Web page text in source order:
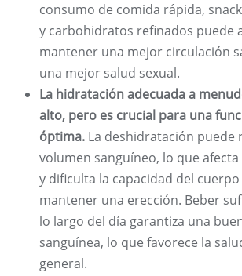
consumo de comida rápida,
y carbohidratos refinados puede
mantener una mejor circulación
una mejor salud sexual.
La hidratación adecuada a
alto, pero es crucial para una
óptima. La deshidratación puede
volumen sanguíneo, lo que
y dificulta la capacidad del
mantener una erección. Beber
lo largo del día garantiza una
sanguínea, lo que favorece la
general.